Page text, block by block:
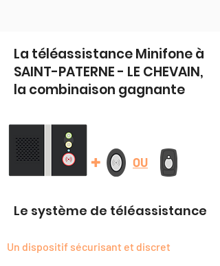
La téléassistance Minifone à
SAINT-PATERNE - LE CHEVAIN,
la combinaison gagnante
+ OU
Le système de téléassistance
Un dispositif sécurisant et discret